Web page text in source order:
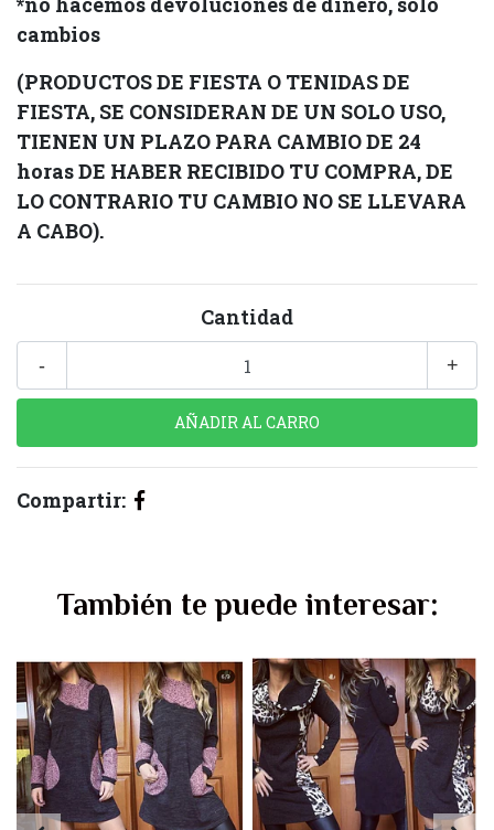
cambios
(PRODUCTOS DE FIESTA O TENIDAS DE
FIESTA, SE CONSIDERAN DE UN SOLO USO,
TIENEN UN PLAZO PARA CAMBIO DE 24
horas DE HABER RECIBIDO TU COMPRA, DE
LO CONTRARIO TU CAMBIO NO SE LLEVARA
A CABO).
Cantidad
+
-
Compartir:
También te puede interesar: